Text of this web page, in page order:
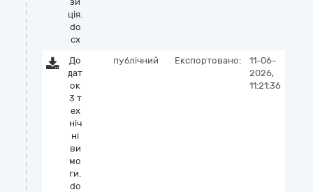
ція.
do
cx
До
дат
ок
3 т
ех
ніч
ні
ви
мо
ги.
do
публічний Експортовано:
11-06-
2026,
11:21:36